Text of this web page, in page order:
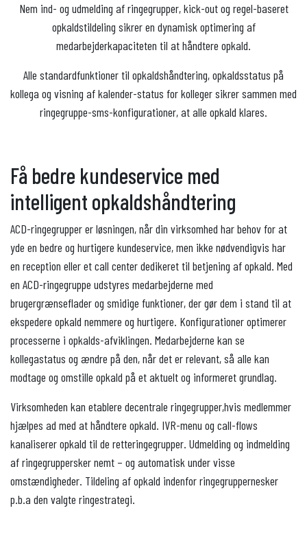
Nem ind- og udmelding af ringegrupper, kick-out og regel-baseret
opkaldstildeling sikrer en dynamisk optimering af
medarbejderkapaciteten til at håndtere opkald.
Alle standardfunktioner til opkaldshåndtering, opkaldsstatus på
kollega og visning af kalender-status for kolleger sikrer sammen med
ringegruppe-sms-konfigurationer, at alle opkald klares.
Få bedre kundeservice med
intelligent opkaldshåndtering
ACD-ringegrupper er løsningen, når din virksomhed har behov for at
yde en bedre og hurtigere kundeservice, men ikke nødvendigvis har
en reception eller et call center dedikeret til betjening af opkald. Med
en ACD-ringegruppe udstyres medarbejderne med
brugergrænseflader og smidige funktioner, der gør dem i stand til at
ekspedere opkald nemmere og hurtigere. Konfigurationer optimerer
processerne i opkalds-afviklingen. Medarbejderne kan se
kollegastatus og ændre på den, når det er relevant, så alle kan
modtage og omstille opkald på et aktuelt og informeret grundlag.
Virksomheden kan etablere decentrale ringegrupper,hvis medlemmer
hjælpes ad med at håndtere opkald. IVR-menu og call-flows
kanaliserer opkald til de retteringegrupper. Udmelding og indmelding
af ringegruppersker nemt – og automatisk under visse
omstændigheder. Tildeling af opkald indenfor ringegruppernesker
p.b.a den valgte ringestrategi.